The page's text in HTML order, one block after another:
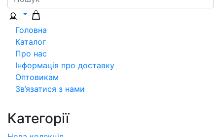
Головна
Каталог
Про нас
Інформація про доставку
Оптовикам
Зв’язатися з нами
Категорії